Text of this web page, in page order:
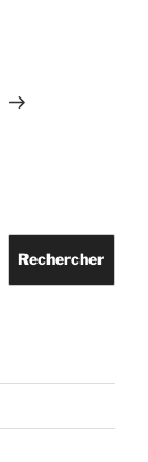
Rechercher